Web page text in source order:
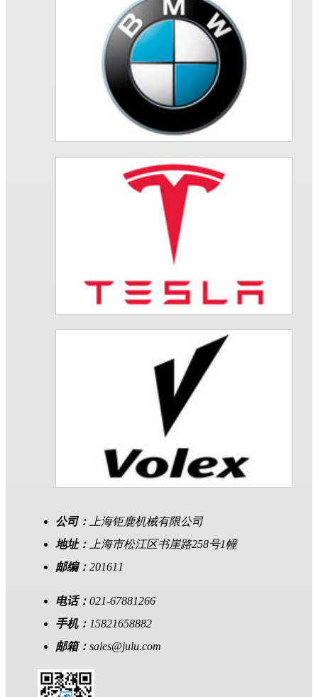
公司：
上海钜鹿机械有限公司
地址：
上海市松江区书崖路258号1幢
邮编： 201611
电话： 021-67881266
手机： 15821658882
邮箱： sales@julu.com